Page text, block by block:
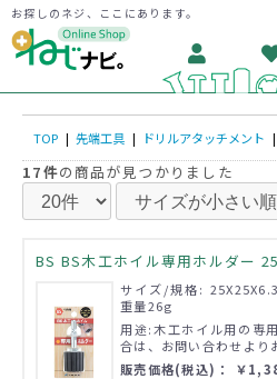
お探しのネジ、ここにあります。
TOP | 先端工具 | ドリルアタッチメント |
17件の商品が見つかりました
BS BS木工ホイル専用ホルダー
サイズ/規格:
重量26g
用途:木工ホイル用の専
合は、お問い合わせより
販売価格(税込)： ￥